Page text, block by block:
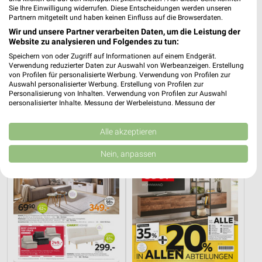
2 km
Angebote ab 03.08.
Noch morgen gültig
1,9 km
Angebote ab 01.08.
Noch heute gültig
XXXLutz XXXLutz
Sie Ihre Einwilligung widerrufen. Diese Entscheidungen werden unseren
Partnern mitgeteilt und haben keinen Einfluss auf die Browserdaten.
Wir und unsere Partner verarbeiten Daten, um die Leistung der
Website zu analysieren und Folgendes zu tun:
Speichern von oder Zugriff auf Informationen auf einem Endgerät.
Verwendung reduzierter Daten zur Auswahl von Werbeanzeigen. Erstellung
von Profilen für personalisierte Werbung. Verwendung von Profilen zur
Auswahl personalisierter Werbung. Erstellung von Profilen zur
Personalisierung von Inhalten. Verwendung von Profilen zur Auswahl
personalisierter Inhalte. Messung der Werbeleistung. Messung der
Kombinationen von Daten aus verschiedenen Quellen. Entwicklung und
Verbesserung der Angebote. Verwendung reduzierter Daten zur Auswahl
von Inhalten.
Daten können außerhalb der Europäischen Union weitergegeben und in die
USA gesendet werden.
Website/App.
Partnerliste anzeigen (1 IAB-Anbieter)
Wir nutzen Ihre Daten für folgende Zwecke:
IAB-Verarbeitungszwecke:
Speichern von oder Zugriff auf Informationen
auf einem Endgerät
Alle akzeptieren
Nein, anpassen